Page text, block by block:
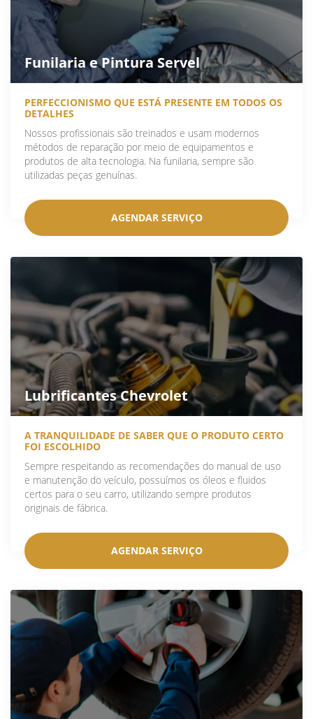
Funilaria e Pintura Servel
PERFECCIONISMO QUE ESTÁ PRESENTE EM TODOS OS
DETALHES
Nossos profissionais são treinados e usam modernos
métodos de reparação por meio de equipamentos e
produtos de alta tecnologia. Na funilaria, sempre são
utilizadas peças genuínas.
AGENDAR SERVIÇO
Lubrificantes Chevrolet
A TRANQUILIDADE DE SABER QUE O PRODUTO CERTO
FOI ESCOLHIDO
Sempre respeitando as recomendações do manual de uso
e manutenção do veículo, possuímos os óleos e fluidos
certos para o seu carro, utilizando sempre produtos
originais de fábrica.
AGENDAR SERVIÇO